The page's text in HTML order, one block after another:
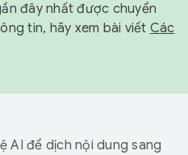
đây nhất được chuyển
tin, hãy xem bài viết Các
AI để dịch nội dung sang